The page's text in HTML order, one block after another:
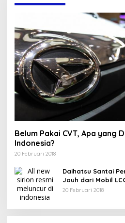
Belum Pakai CVT, Apa yang
Indonesia?
20 Februari 2018
Daihatsu Santai
Jauh dari Mobil
20 Februari 2018